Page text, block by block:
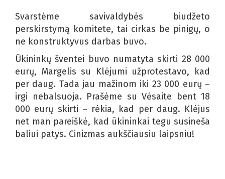
Svarstėme savivaldybės biudžeto
perskirstymą komitete, tai cirkas be pinigų, o
ne konstruktyvus darbas buvo.
Ūkininkų šventei buvo numatyta skirti 28 000
eurų, Margelis su Klėjumi užprotestavo, kad
per daug. Tada jau mažinom iki 23 000 eurų –
irgi nebalsuoja. Prašėme su Vėsaite bent 18
000 eurų skirti – rėkia, kad per daug. Klėjus
net man pareiškė, kad ūkininkai tegu susineša
baliui patys. Cinizmas aukščiausiu laipsniu!